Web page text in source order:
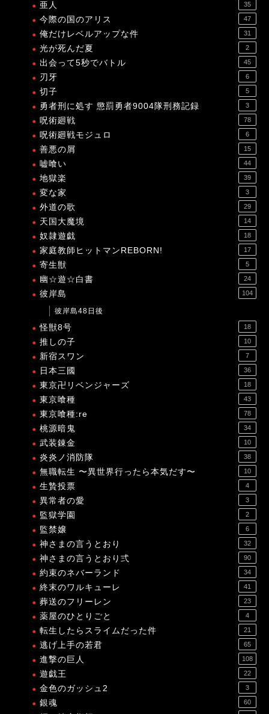
亜人 35
今際の国のアリス 47
俺だけレベルアップな件 31
光が死んだ夏 2
出会って5秒でバトル 45
刃牙 6
切子 5
勇者刑に処す 懲罰勇者9004隊刑務記録 3
呪術廻戦 78
呪術廻戦モジュロ 6
善悪の屑 15
嘘喰い 44
地獄楽 39
変な家 3
外道の歌 29
天国大魔境 14
奴隷遊戯 18
家庭教師ヒットマンREBORN! 17
寄生獣 5
幽☆遊☆白書 24
彼岸島 104
彼岸島48日後
怪獣8号 18
推しの子 10
新宿スワン 7
日本三國 36
東京卍リベンジャーズ 18
東京喰種 43
東京喰種:re 78
桃源暗鬼 34
武装錬金 10
炎炎ノ消防隊 38
無職転生 〜異世界行ったら本気だす〜 10
生贄投票 4
異常者の愛 3
監獄学園 2
監禁嬢 6
神さまの言うとおり 32
神さまの言うとおり弍 90
約束のネバーランド 34
終末のワルキューレ 41
葬送のフリーレン 23
薬屋のひとりごと 4
転生したらスライムだった件 21
逃げ上手の若君 65
進撃の巨人 108
遊戯王 22
金色のガッシュ2 3
銀魂 60